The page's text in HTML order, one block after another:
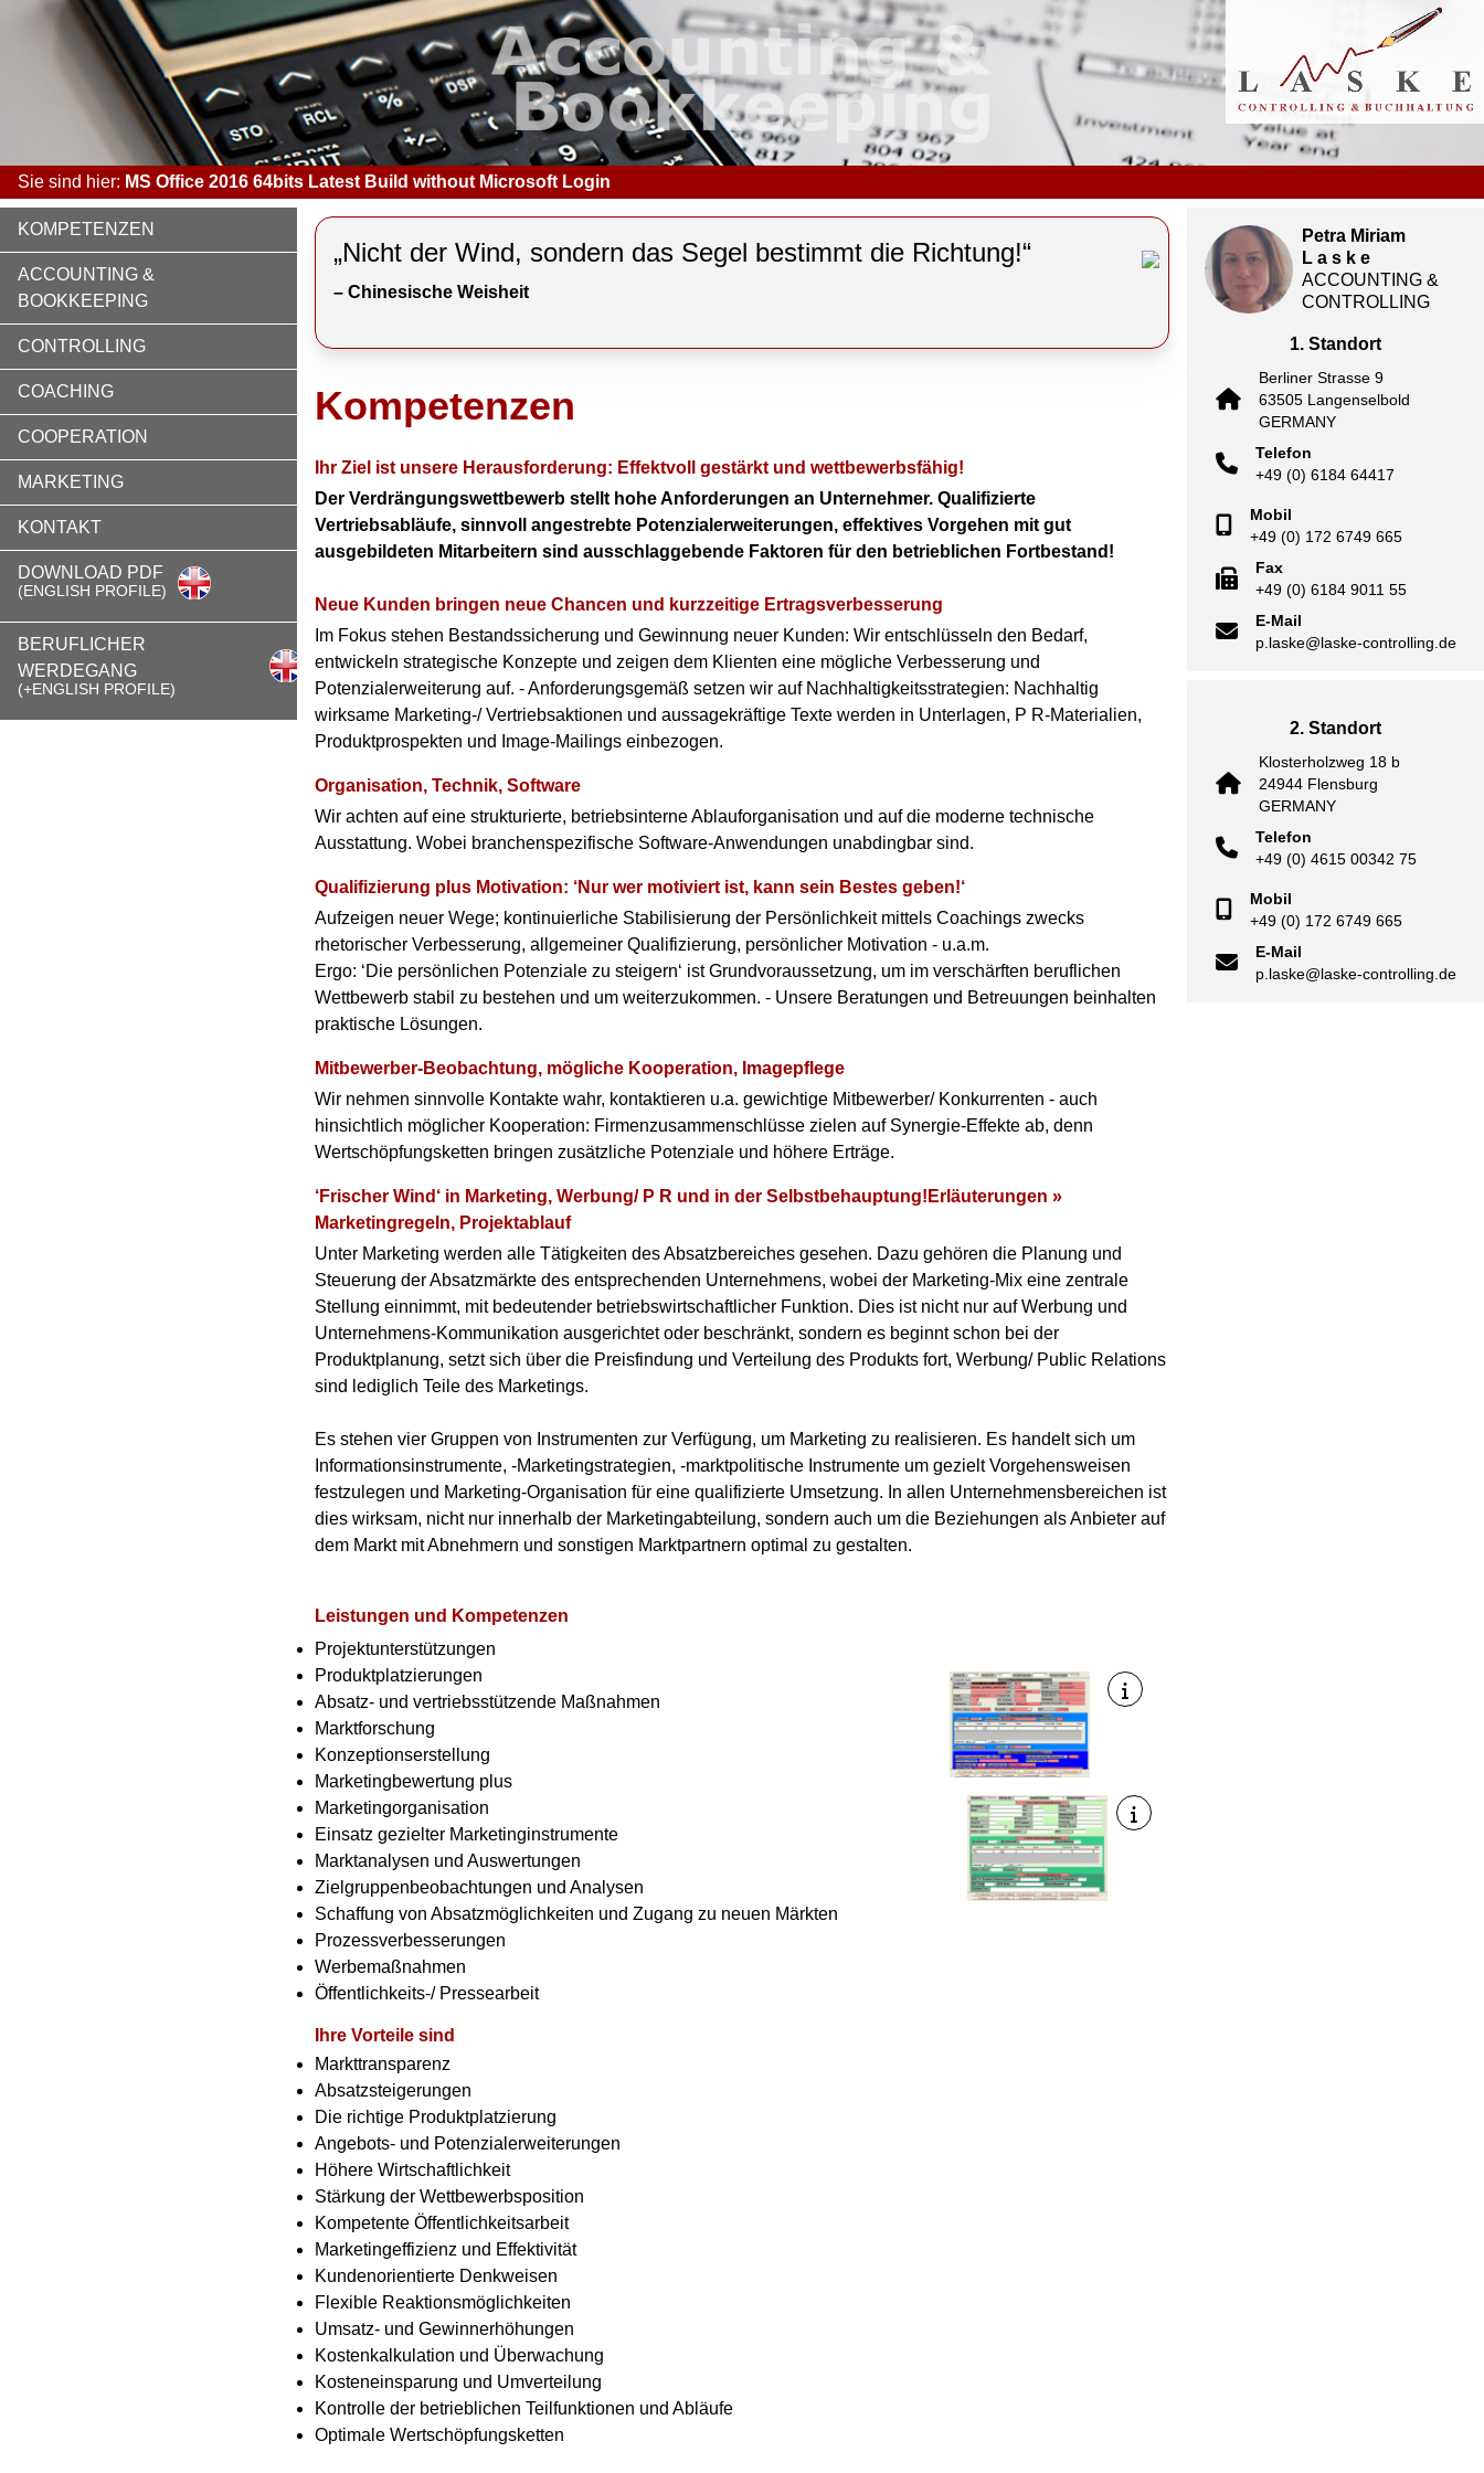
Sie sind hier: MS Office 2016 64bits Latest Build without Microsoft Login
KOMPETENZEN
ACCOUNTING &
BOOKKEEPING
CONTROLLING
COACHING
COOPERATION
MARKETING
KONTAKT
DOWNLOAD PDF
(ENGLISH PROFILE)
BERUFLICHER
WERDEGANG
(+ENGLISH PROFILE)
„Nicht der Wind, sondern das Segel bestimmt die Richtung!“
– Chinesische Weisheit
Kompetenzen
Ihr Ziel ist unsere Herausforderung: Effektvoll gestärkt und wettbewerbsfähig!
Der Verdrängungswettbewerb stellt hohe Anforderungen an Unternehmer. Qualifizierte
Vertriebsabläufe, sinnvoll angestrebte Potenzialerweiterungen, effektives Vorgehen mit gut
ausgebildeten Mitarbeitern sind ausschlaggebende Faktoren für den betrieblichen Fortbestand!
Neue Kunden bringen neue Chancen und kurzzeitige Ertragsverbesserung
Im Fokus stehen Bestandssicherung und Gewinnung neuer Kunden: Wir entschlüsseln den Bedarf,
entwickeln strategische Konzepte und zeigen dem Klienten eine mögliche Verbesserung und
Potenzialerweiterung auf. - Anforderungsgemäß setzen wir auf Nachhaltigkeitsstrategien: Nachhaltig
wirksame Marketing-/ Vertriebsaktionen und aussagekräftige Texte werden in Unterlagen, P R-Materialien,
Produktprospekten und Image-Mailings einbezogen.
Organisation, Technik, Software
Wir achten auf eine strukturierte, betriebsinterne Ablauforganisation und auf die moderne technische
Ausstattung. Wobei branchenspezifische Software-Anwendungen unabdingbar sind.
Qualifizierung plus Motivation: ‘Nur wer motiviert ist, kann sein Bestes geben!‘
Aufzeigen neuer Wege; kontinuierliche Stabilisierung der Persönlichkeit mittels Coachings zwecks
rhetorischer Verbesserung, allgemeiner Qualifizierung, persönlicher Motivation - u.a.m.
Ergo: ‘Die persönlichen Potenziale zu steigern‘ ist Grundvoraussetzung, um im verschärften beruflichen
Wettbewerb stabil zu bestehen und um weiterzukommen. - Unsere Beratungen und Betreuungen beinhalten
praktische Lösungen.
Mitbewerber-Beobachtung, mögliche Kooperation, Imagepflege
Wir nehmen sinnvolle Kontakte wahr, kontaktieren u.a. gewichtige Mitbewerber/ Konkurrenten - auch
hinsichtlich möglicher Kooperation: Firmenzusammenschlüsse zielen auf Synergie-Effekte ab, denn
Wertschöpfungsketten bringen zusätzliche Potenziale und höhere Erträge.
‘Frischer Wind‘ in Marketing, Werbung/ P R und in der Selbstbehauptung!Erläuterungen »
Marketingregeln, Projektablauf
Unter Marketing werden alle Tätigkeiten des Absatzbereiches gesehen. Dazu gehören die Planung und
Steuerung der Absatzmärkte des entsprechenden Unternehmens, wobei der Marketing-Mix eine zentrale
Stellung einnimmt, mit bedeutender betriebswirtschaftlicher Funktion. Dies ist nicht nur auf Werbung und
Unternehmens-Kommunikation ausgerichtet oder beschränkt, sondern es beginnt schon bei der
Produktplanung, setzt sich über die Preisfindung und Verteilung des Produkts fort, Werbung/ Public Relations
sind lediglich Teile des Marketings.
Es stehen vier Gruppen von Instrumenten zur Verfügung, um Marketing zu realisieren. Es handelt sich um
Informationsinstrumente, -Marketingstrategien, -marktpolitische Instrumente um gezielt Vorgehensweisen
festzulegen und Marketing-Organisation für eine qualifizierte Umsetzung. In allen Unternehmensbereichen ist
dies wirksam, nicht nur innerhalb der Marketingabteilung, sondern auch um die Beziehungen als Anbieter auf
dem Markt mit Abnehmern und sonstigen Marktpartnern optimal zu gestalten.
Leistungen und Kompetenzen
Projektunterstützungen
Produktplatzierungen
Absatz- und vertriebsstützende Maßnahmen
Marktforschung
Konzeptionserstellung
Marketingbewertung plus
Marketingorganisation
Einsatz gezielter Marketinginstrumente
Marktanalysen und Auswertungen
Zielgruppenbeobachtungen und Analysen
Schaffung von Absatzmöglichkeiten und Zugang zu neuen Märkten
Prozessverbesserungen
Werbemaßnahmen
Öffentlichkeits-/ Pressearbeit
Ihre Vorteile sind
Markttransparenz
Absatzsteigerungen
Die richtige Produktplatzierung
Angebots- und Potenzialerweiterungen
Höhere Wirtschaftlichkeit
Stärkung der Wettbewerbsposition
Kompetente Öffentlichkeitsarbeit
Marketingeffizienz und Effektivität
Kundenorientierte Denkweisen
Flexible Reaktionsmöglichkeiten
Umsatz- und Gewinnerhöhungen
Kostenkalkulation und Überwachung
Kosteneinsparung und Umverteilung
Kontrolle der betrieblichen Teilfunktionen und Abläufe
Optimale Wertschöpfungsketten
Petra Miriam
L a s k e
ACCOUNTING &
CONTROLLING
1. Standort
Berliner Strasse 9
63505 Langenselbold
GERMANY
Telefon
+49 (0) 6184 64417
Mobil
+49 (0) 172 6749 665
Fax
+49 (0) 6184 9011 55
E-Mail
p.laske@laske-controlling.de
2. Standort
Klosterholzweg 18 b
24944 Flensburg
GERMANY
Telefon
+49 (0) 4615 00342 75
Mobil
+49 (0) 172 6749 665
E-Mail
p.laske@laske-controlling.de